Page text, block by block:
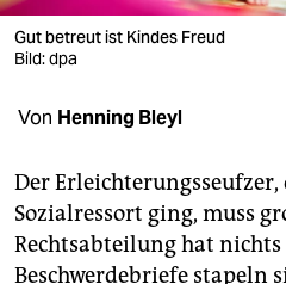
verlag
shop
fragen & hilfe
unterstützen
abo
Gut betreut ist Kindes Freud
Bild: dpa
Von Henning Bleyl
Der Erleichterungsseufzer,
Sozialressort ging, muss
Rechtsabteilung hat
Beschwerdebriefe stapeln